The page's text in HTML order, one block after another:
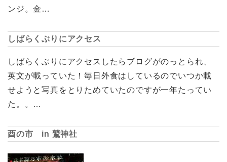
ンジ。金…
しばらくぶりにアクセス
しばらくぶりにアクセスしたらブログがのっとられ、
英文が載っていた！毎日外食はしているのでいつか載
せようと写真をとりためていたのですが一年たってい
た。。…
酉の市 in 鷲神社